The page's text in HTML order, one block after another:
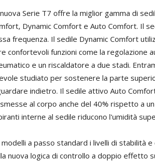
Serie T7 offre la miglior gamma di
Dynamic Comfort e Auto Comfort. Il
frequenza. Il sedile Dynamic Comfort
confortevoli funzioni come la regolazione
e un riscaldatore a due stadi.
studiato per sostenere la parte
indietro. Il sedile attivo Auto
al corpo anche del 40% rispetto a
interne al sedile riducono l'umidità
modelli a passo standard i livelli di stabilità
nuova logica di controllo a doppio effetto